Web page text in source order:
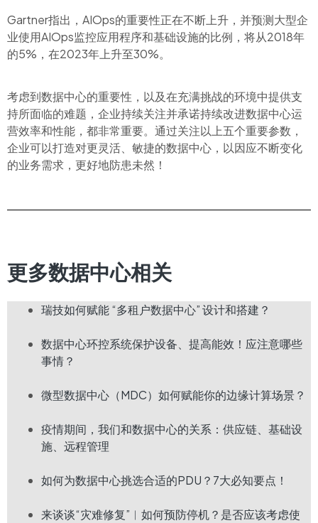
Gartner指出，AIOps的重要性正在不断上升，并预测大型企
业使用AIOps监控应用程序和基础设施的比例，将从2018年
的5%，在2023年上升至30%。
考虑到数据中心的重要性，以及在充满挑战的环境中提供支
持所面临的难题，企业持续关注并承诺持续改进数据中心运
营效率和性能，都非常重要。通过关注以上五个重要参数，
企业可以打造对更灵活、敏捷的数据中心，以因应不断变化
的业务需求，更好地防患未然！
更多数据中心相关
瑞技如何赋能 “多租户数据中心” 设计和搭建？
数据中心环控系统保护设备、提高能效！应注意哪些
事情？
微型数据中心（MDC）如何赋能你的边缘计算场景？
疫情期间，我们和数据中心的关系：供应链、基础设
施、远程管理
如何为数据中心挑选合适的PDU？7大必知要点！
来谈谈“灾难修复”︱如何预防停机？是否应该考虑使